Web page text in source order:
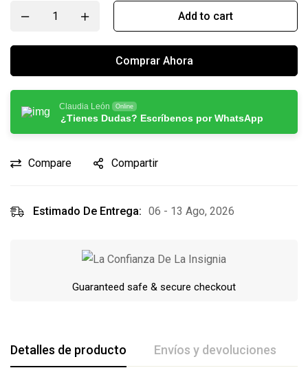
Add to cart
Comprar Ahora
Claudia León Online
¿Tienes Dudas? Escríbenos por WhatsApp
Compare Compartir
Estimado De Entrega: 06 - 13 Ago, 2026
Guaranteed safe & secure checkout
Detalles de producto Envíos y devoluciones